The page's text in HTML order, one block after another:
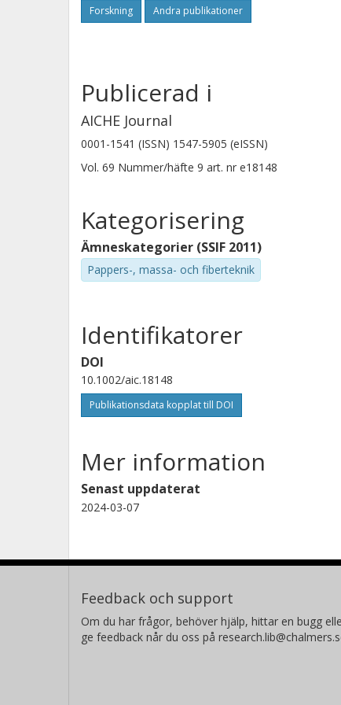
Forskning Andra publikationer
Publicerad i
AICHE Journal
0001-1541 (ISSN) 1547-5905 (eISSN)
Vol. 69 Nummer/häfte 9 art. nr e18148
Kategorisering
Ämneskategorier (SSIF 2011)
Pappers-, massa- och fiberteknik
Identifikatorer
DOI
10.1002/aic.18148
Publikationsdata kopplat till DOI
Mer information
Senast uppdaterat
2024-03-07
Feedback och support
Om du har frågor, behöver hjälp, hittar en bugg
ge feedback når du oss på